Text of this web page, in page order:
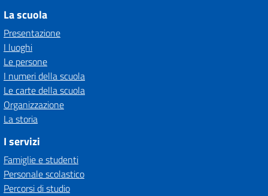
La scuola
Presentazione
I luoghi
Le persone
I numeri della scuola
Le carte della scuola
Organizzazione
La storia
I servizi
Famiglie e studenti
Personale scolastico
Percorsi di studio